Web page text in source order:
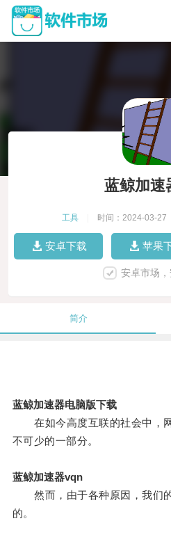
蓝鲸加速
工具 时间：2024-03-27
安卓下载 苹果
安卓市场
简介
蓝鲸加速器电脑版下载
在如今高度互联的社会中，
不可少的一部分。
蓝鲸加速器vqn
然而，由于各种原因，我们
的。